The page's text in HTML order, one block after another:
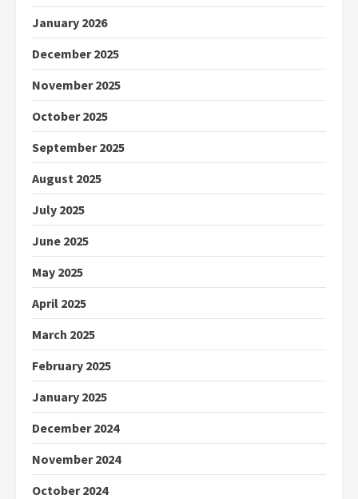
January 2026
December 2025
November 2025
October 2025
September 2025
August 2025
July 2025
June 2025
May 2025
April 2025
March 2025
February 2025
January 2025
December 2024
November 2024
October 2024